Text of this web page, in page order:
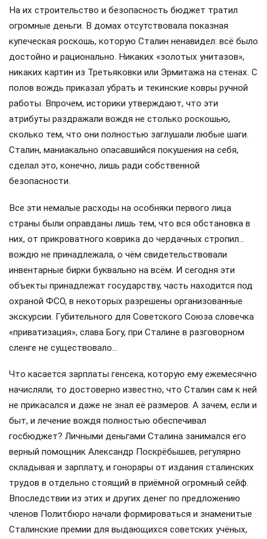
На их строительство и безопасность бюджет тратил
огромные деньги. В домах отсутствовала показная
купеческая роскошь, которую Сталин ненавидел: всё было
достойно и рационально. Никаких «золотых унитазов»,
никаких картин из Третьяковки или Эрмитажа на стенах. С
полов вождь приказал убрать и текинские ковры ручной
работы. Впрочем, историки утверждают, что эти
атрибуты раздражали вождя не столько роскошью,
сколько тем, что они полностью заглушали любые шаги.
Сталин, маниакально опасавшийся покушения на себя,
сделал это, конечно, лишь ради собственной
безопасности.
Все эти немалые расходы на особняки первого лица
страны были оправданы лишь тем, что вся обстановка в
них, от прикроватного коврика до чердачных стропил…
вождю не принадлежала, о чём свидетельствовали
инвентарные бирки буквально на всём. И сегодня эти
объекты принадлежат государству, часть находится под
охраной ФСО, в некоторых разрешены организованные
экскурсии. Губительного для Советского Союза словечка
«приватизация», слава Богу, при Сталине в разговорном
сленге не существовало…
Что касается зарплаты генсека, которую ему ежемесячно
начисляли, то достоверно известно, что Сталин сам к ней
не прикасался и даже не знал её размеров. А зачем, если и
быт, и лечение вождя полностью обеспечивал
госбюджет? Личными деньгами Сталина занимался его
верный помощник Александр Поскрёбышев, регулярно
складывая и зарплату, и гонорары от издания сталинских
трудов в отдельно стоящий в приёмной огромный сейф.
Впоследствии из этих и других денег по предложению
членов Политбюро начали формироваться и знаменитые
Сталинские премии для выдающихся советских учёных,